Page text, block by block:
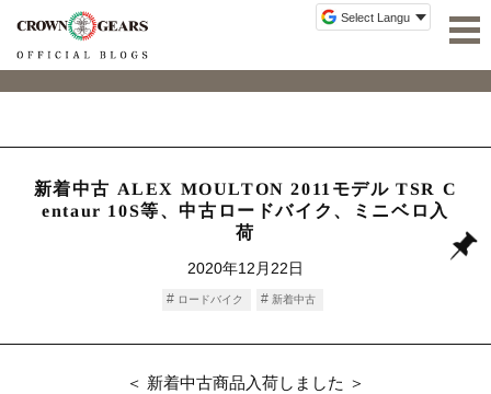
新着中古 ALEX MOULTON 2011モデル TSR C
entaur 10S等、中古ロードバイク、ミニベロ入
荷
2020年12月22日
ロードバイク 新着中古
＜ 新着中古商品入荷しました ＞